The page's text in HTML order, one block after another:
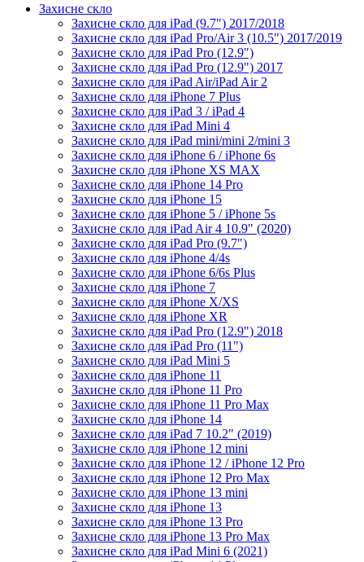
Захисне скло
Захисне скло для iPad (9.7") 2017/2018
Захисне скло для iPad Pro/Air 3 (10.5") 2017/2019
Захисне скло для iPad Pro (12.9")
Захисне скло для iPad Pro (12.9") 2017
Захисне скло для iPad Air/iPad Air 2
Захисне скло для iPhone 7 Plus
Захисне скло для iPad 3 / iPad 4
Захисне скло для iPad Mini 4
Захисне скло для iPad mini/mini 2/mini 3
Захисне скло для iPhone 6 / iPhone 6s
Захисне скло для iPhone XS MAX
Захисне скло для iPhone 14 Pro
Захисне скло для iPhone 15
Захисне скло для iPhone 5 / iPhone 5s
Захисне скло для iPad Air 4 10.9" (2020)
Захисне скло для iPad Pro (9.7")
Захисне скло для iPhone 4/4s
Захисне скло для iPhone 6/6s Plus
Захисне скло для iPhone 7
Захисне скло для iPhone X/XS
Захисне скло для iPhone XR
Захисне скло для iPad Pro (12.9") 2018
Захисне скло для iPad Pro (11")
Захисне скло для iPad Mini 5
Захисне скло для iPhone 11
Захисне скло для iPhone 11 Pro
Захисне скло для iPhone 11 Pro Max
Захисне скло для iPhone 14
Захисне скло для iPad 7 10.2" (2019)
Захисне скло для iPhone 12 mini
Захисне скло для iPhone 12 / iPhone 12 Pro
Захисне скло для iPhone 12 Pro Max
Захисне скло для iPhone 13 mini
Захисне скло для iPhone 13
Захисне скло для iPhone 13 Pro
Захисне скло для iPhone 13 Pro Max
Захисне скло для iPad Mini 6 (2021)